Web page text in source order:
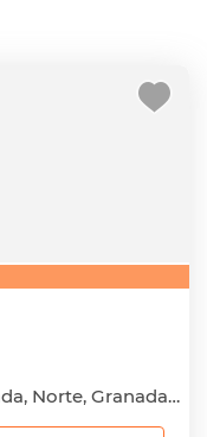
Casería de Montijo-Nueva Granada, Norte, Granada Capital, Granada